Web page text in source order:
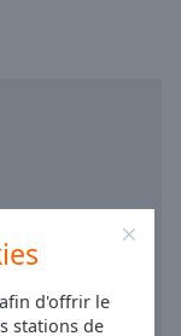
afin d'offrir le
stations de